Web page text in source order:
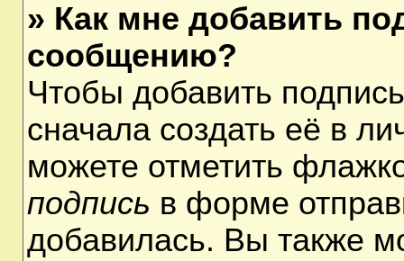
» Как мне добавить
сообщению?
Чтобы добавить
сначала создать её в
можете отметить
подпись в форме
добавилась. Вы также